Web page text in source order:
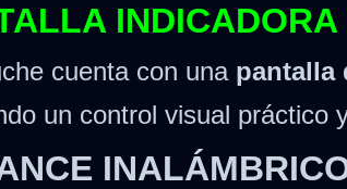
cuenta con una pantalla
un control visual práctico